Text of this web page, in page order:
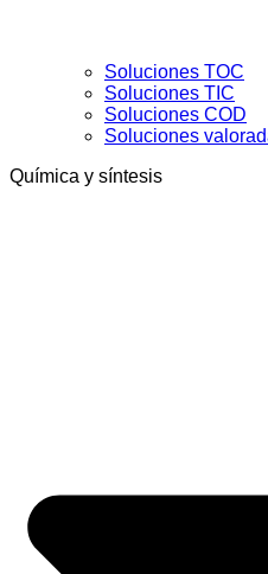
Soluciones TOC
Soluciones TIC
Soluciones COD
Soluciones
Química y síntesis